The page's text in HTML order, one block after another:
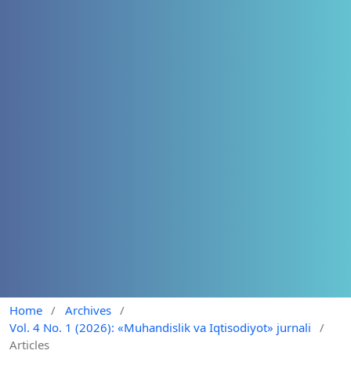
Home / Archives /
Vol. 4 No. 1 (2026): «Muhandislik va Iqtisodiyot» jurnali
/
Articles